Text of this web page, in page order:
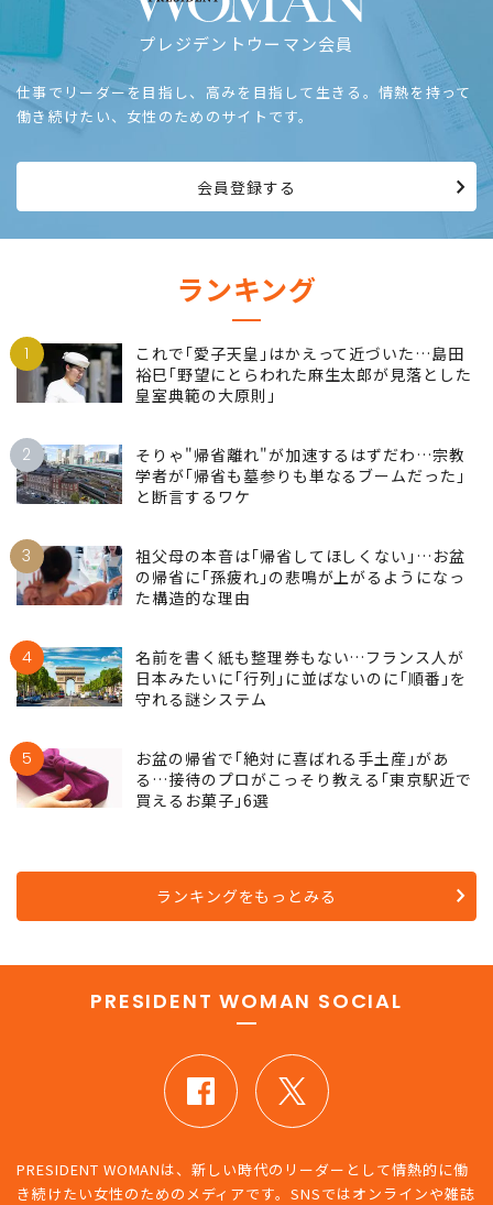
プレジデントウーマン会員
仕事でリーダーを目指し、高みを目指して生きる。情熱を持って
働き続けたい、女性のためのサイトです。
会員登録する
ランキング
1
これで｢愛子天皇｣はかえって近づいた…島田
裕巳｢野望にとらわれた麻生太郎が見落とした
皇室典範の大原則｣
2
そりゃ"帰省離れ"が加速するはずだわ…宗教
学者が｢帰省も墓参りも単なるブームだった｣
と断言するワケ
3
祖父母の本音は｢帰省してほしくない｣…お盆
の帰省に｢孫疲れ｣の悲鳴が上がるようになっ
た構造的な理由
4
名前を書く紙も整理券もない…フランス人が
日本みたいに｢行列｣に並ばないのに｢順番｣を
守れる謎システム
5
お盆の帰省で｢絶対に喜ばれる手土産｣があ
る…接待のプロがこっそり教える｢東京駅近で
買えるお菓子｣6選
ランキングをもっとみる
PRESIDENT WOMAN SOCIAL
PRESIDENT WOMANは、新しい時代のリーダーとして情熱的に働
き続けたい女性のためのメディアです。SNSではオンラインや雑誌